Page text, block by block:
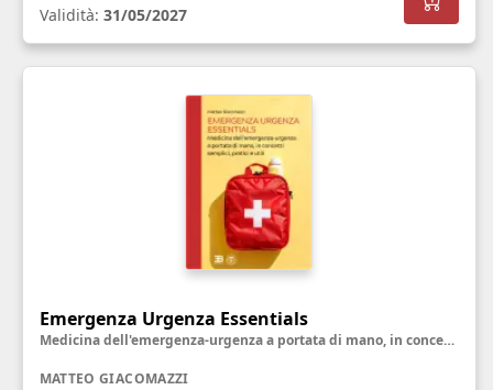
Validità: 31/05/2027
Emergenza Urgenza Essentials
Medicina dell'emergenza-urgenza a portata di mano, in concetti semplici, pratici e utili
MATTEO GIACOMAZZI